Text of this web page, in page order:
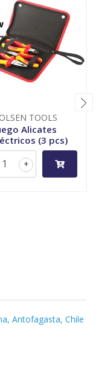
TOOLS
Alicates
(3 pcs)
+
Antofagasta, Chile